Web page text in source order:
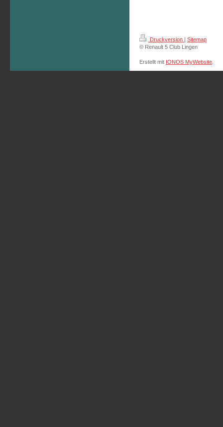
Druckversion | Sitemap
© Renault 5 Club Lingen
Erstellt mit IONOS MyWebsite